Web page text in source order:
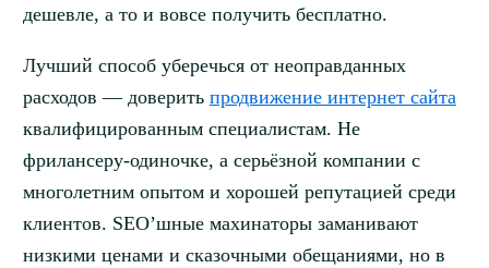
дешевле, а то и вовсе получить бесплатно.
Лучший способ уберечься от неоправданных
расходов — доверить продвижение интернет сайта
квалифицированным специалистам. Не
фрилансеру-одиночке, а серьёзной компании с
многолетним опытом и хорошей репутацией среди
клиентов. SEO’шные махинаторы заманивают
низкими ценами и сказочными обещаниями, но в